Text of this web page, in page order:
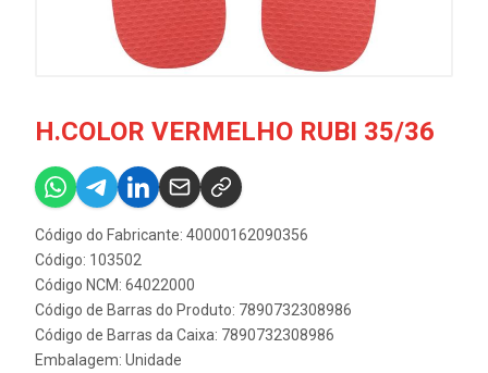
H.COLOR VERMELHO RUBI 35/36
Código do Fabricante: 40000162090356
Código: 103502
Código NCM: 64022000
Código de Barras do Produto: 7890732308986
Código de Barras da Caixa: 7890732308986
Embalagem: Unidade